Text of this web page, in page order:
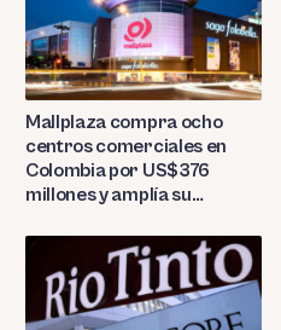
Mallplaza compra ocho
centros comerciales en
Colombia por US$376
millones y amplía su